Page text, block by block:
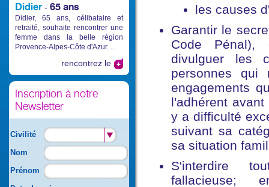
Didier- 65 ans
Didier, 65 ans, célibataire et
retraité, souhaite rencontrer une
femme dans la belle région
Provence-Alpes-Côte d'Azur. ...
rencontrez le
Inscription à notre
Newsletter
Civilité
Nom
Prénom
les causes
Garantir le
Code Pénal),
divulguer les
personnes qui
engagements
l'adhérent
y a difficulté
suivant sa
sa situation
S'interdire
fallacieuse;